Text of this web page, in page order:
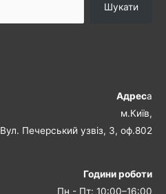
Шукати
Адреса
м.Київ,
Вул. Печерський узвіз, 3, оф.802
Години роботи
Пн - Пт: 10:00–16:00